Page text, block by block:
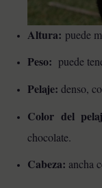
Altura: puede
Peso: puede
Pelaje: denso,
Color del
chocolate.
Cabeza: ancha